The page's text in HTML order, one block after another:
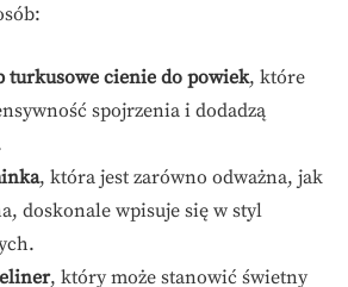
turkusowe cienie do powiek, które
spojrzenia i dodadzą
, która jest zarówno odważna, jak
doskonale wpisuje się w styl
, który może stanowić świetny